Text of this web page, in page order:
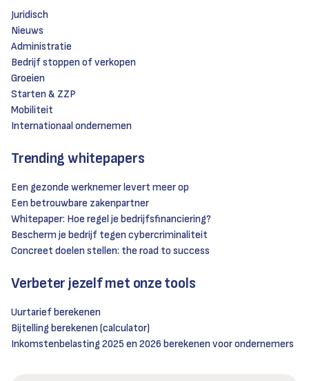
Juridisch
Nieuws
Administratie
Bedrijf stoppen of verkopen
Groeien
Starten & ZZP
Mobiliteit
Internationaal ondernemen
Trending whitepapers
Een gezonde werknemer levert meer op
Een betrouwbare zakenpartner
Whitepaper: Hoe regel je bedrijfsfinanciering?
Bescherm je bedrijf tegen cybercriminaliteit
Concreet doelen stellen: the road to success
Verbeter jezelf met onze tools
Uurtarief berekenen
Bijtelling berekenen (calculator)
Inkomstenbelasting 2025 en 2026 berekenen voor ondernemers